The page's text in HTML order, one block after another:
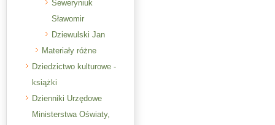
Seweryniuk
Sławomir
Dziewulski Jan
Materiały różne
Dziedzictwo kulturowe -
książki
Dzienniki Urzędowe
Ministerstwa Oświaty,